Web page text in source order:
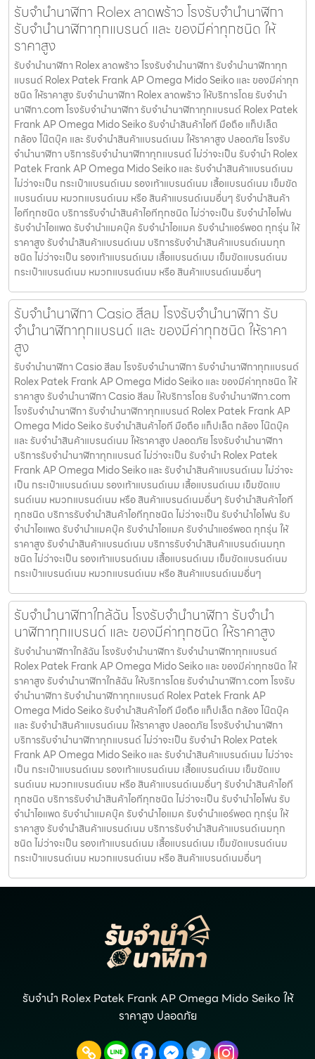
รับจำนำนาฬิกา Rolex ลาดพร้าว โรงรับจำนำนาฬิกา
รับจำนำนาฬิกาทุกแบรนด์ และ ของมีค่าทุกชนิด ให้
ราคาสูง
รับจำนำนาฬิกา Rolex ลาดพร้าว โรงรับจำนำนาฬิกา รับจำนำนาฬิกาทุก
แบรนด์ Rolex Patek Frank AP Omega Mido Seiko และ ของมีค่าทุก
ชนิด ให้ราคาสูง รับจำนำนาฬิกา Rolex ลาดพร้าว ให้บริการโดย รับจํานํา
นาฬิกา.com โรงรับจำนำนาฬิกา รับจำนำนาฬิกาทุกแบรนด์ Rolex Patek
Frank AP Omega Mido Seiko รับจำนำสินค้าไอที มือถือ แท็ปเล็ต
กล้อง โน๊ตบุ๊ค และ รับจำนำสินค้าแบรนด์เนม ให้ราคาสูง ปลอดภัย โรงรับ
จำนำนาฬิกา บริการรับจำนำนาฬิกาทุกแบรนด์ ไม่ว่าจะเป็น รับจำนำ Rolex
Patek Frank AP Omega Mido Seiko และ รับจำนำสินค้าแบรนด์เนม
ไม่ว่าจะเป็น กระเป๋าแบรนด์เนม รองเท้าแบรนด์เนม เสื้อแบรนด์เนม เข็มขัด
แบรนด์เนม หมวกแบรนด์เนม หรือ สินค้าแบรนด์เนมอื่นๆ รับจำนำสินค้า
ไอทีทุกชนิด บริการรับจำนำสินค้าไอทีทุกชนิด ไม่ว่าจะเป็น รับจำนำไอโฟน
รับจำนำไอแพด รับจำนำแมคบุ๊ค รับจำนำไอแมค รับจำนำแอร์พอต ทุกรุ่น ให้
ราคาสูง รับจำนำสินค้าแบรนด์เนม บริการรับจำนำสินค้าแบรนด์เนมทุก
ชนิด ไม่ว่าจะเป็น รองเท้าแบรนด์เนม เสื้อแบรนด์เนม เข็มขัดแบรนด์เนม
กระเป๋าแบรนด์เนม หมวกแบรนด์เนม หรือ สินค้าแบรนด์เนมอื่นๆ
รับจํานํานาฬิกา Casio สีลม โรงรับจำนำนาฬิกา รับ
จำนำนาฬิกาทุกแบรนด์ และ ของมีค่าทุกชนิด ให้ราคา
สูง
รับจํานํานาฬิกา Casio สีลม โรงรับจำนำนาฬิกา รับจำนำนาฬิกาทุกแบรนด์
Rolex Patek Frank AP Omega Mido Seiko และ ของมีค่าทุกชนิด ให้
ราคาสูง รับจํานํานาฬิกา Casio สีลม ให้บริการโดย รับจํานํานาฬิกา.com
โรงรับจำนำนาฬิกา รับจำนำนาฬิกาทุกแบรนด์ Rolex Patek Frank AP
Omega Mido Seiko รับจำนำสินค้าไอที มือถือ แท็ปเล็ต กล้อง โน๊ตบุ๊ค
และ รับจำนำสินค้าแบรนด์เนม ให้ราคาสูง ปลอดภัย โรงรับจำนำนาฬิกา
บริการรับจำนำนาฬิกาทุกแบรนด์ ไม่ว่าจะเป็น รับจำนำ Rolex Patek
Frank AP Omega Mido Seiko และ รับจำนำสินค้าแบรนด์เนม ไม่ว่าจะ
เป็น กระเป๋าแบรนด์เนม รองเท้าแบรนด์เนม เสื้อแบรนด์เนม เข็มขัดแบ
รนด์เนม หมวกแบรนด์เนม หรือ สินค้าแบรนด์เนมอื่นๆ รับจำนำสินค้าไอที
ทุกชนิด บริการรับจำนำสินค้าไอทีทุกชนิด ไม่ว่าจะเป็น รับจำนำไอโฟน รับ
จำนำไอแพด รับจำนำแมคบุ๊ค รับจำนำไอแมค รับจำนำแอร์พอต ทุกรุ่น ให้
ราคาสูง รับจำนำสินค้าแบรนด์เนม บริการรับจำนำสินค้าแบรนด์เนมทุก
ชนิด ไม่ว่าจะเป็น รองเท้าแบรนด์เนม เสื้อแบรนด์เนม เข็มขัดแบรนด์เนม
กระเป๋าแบรนด์เนม หมวกแบรนด์เนม หรือ สินค้าแบรนด์เนมอื่นๆ
รับจำนำนาฬิกาใกล้ฉัน โรงรับจำนำนาฬิกา รับจำนำ
นาฬิกาทุกแบรนด์ และ ของมีค่าทุกชนิด ให้ราคาสูง
รับจำนำนาฬิกาใกล้ฉัน โรงรับจำนำนาฬิกา รับจำนำนาฬิกาทุกแบรนด์
Rolex Patek Frank AP Omega Mido Seiko และ ของมีค่าทุกชนิด ให้
ราคาสูง รับจำนำนาฬิกาใกล้ฉัน ให้บริการโดย รับจํานํานาฬิกา.com โรงรับ
จำนำนาฬิกา รับจำนำนาฬิกาทุกแบรนด์ Rolex Patek Frank AP
Omega Mido Seiko รับจำนำสินค้าไอที มือถือ แท็ปเล็ต กล้อง โน๊ตบุ๊ค
และ รับจำนำสินค้าแบรนด์เนม ให้ราคาสูง ปลอดภัย โรงรับจำนำนาฬิกา
บริการรับจำนำนาฬิกาทุกแบรนด์ ไม่ว่าจะเป็น รับจำนำ Rolex Patek
Frank AP Omega Mido Seiko และ รับจำนำสินค้าแบรนด์เนม ไม่ว่าจะ
เป็น กระเป๋าแบรนด์เนม รองเท้าแบรนด์เนม เสื้อแบรนด์เนม เข็มขัดแบ
รนด์เนม หมวกแบรนด์เนม หรือ สินค้าแบรนด์เนมอื่นๆ รับจำนำสินค้าไอที
ทุกชนิด บริการรับจำนำสินค้าไอทีทุกชนิด ไม่ว่าจะเป็น รับจำนำไอโฟน รับ
จำนำไอแพด รับจำนำแมคบุ๊ค รับจำนำไอแมค รับจำนำแอร์พอต ทุกรุ่น ให้
ราคาสูง รับจำนำสินค้าแบรนด์เนม บริการรับจำนำสินค้าแบรนด์เนมทุก
ชนิด ไม่ว่าจะเป็น รองเท้าแบรนด์เนม เสื้อแบรนด์เนม เข็มขัดแบรนด์เนม
กระเป๋าแบรนด์เนม หมวกแบรนด์เนม หรือ สินค้าแบรนด์เนมอื่นๆ
รับจำนำ Rolex Patek Frank AP Omega Mido Seiko ให้
ราคาสูง ปลอดภัย